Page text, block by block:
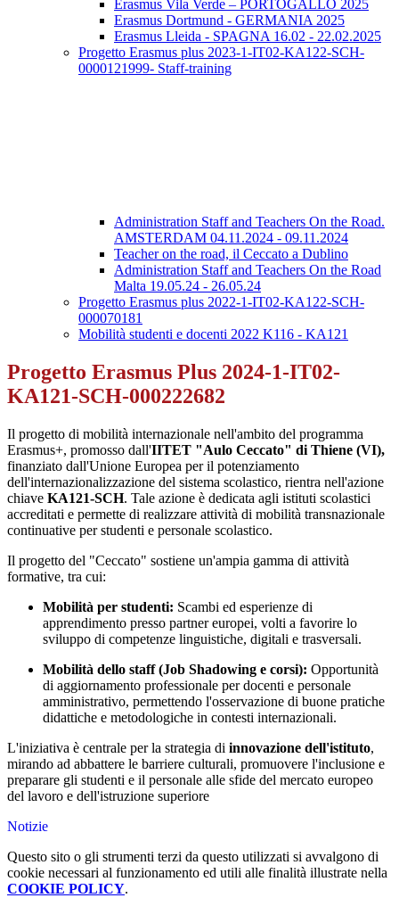
Erasmus Vila Verde – PORTOGALLO 2025
Erasmus Dortmund - GERMANIA 2025
Erasmus Lleida - SPAGNA 16.02 - 22.02.2025
Progetto Erasmus plus 2023-1-IT02-KA122-SCH-
0000121999- Staff-training
Administration Staff and Teachers On the Road.
AMSTERDAM 04.11.2024 - 09.11.2024
Teacher on the road, il Ceccato a Dublino
Administration Staff and Teachers On the Road
Malta 19.05.24 - 26.05.24
Progetto Erasmus plus 2022-1-IT02-KA122-SCH-
000070181
Mobilità studenti e docenti 2022 K116 - KA121
Progetto Erasmus Plus 2024-1-IT02-
KA121-SCH-000222682
Il progetto di mobilità internazionale nell'ambito del programma
Erasmus+, promosso dall'IITET "Aulo Ceccato" di Thiene (VI),
finanziato dall'Unione Europea per il potenziamento
dell'internazionalizzazione del sistema scolastico, rientra nell'azione
chiave KA121-SCH. Tale azione è dedicata agli istituti scolastici
accreditati e permette di realizzare attività di mobilità transnazionale
continuative per studenti e personale scolastico.
Il progetto del "Ceccato" sostiene un'ampia gamma di attività
formative, tra cui:
Mobilità per studenti: Scambi ed esperienze di
apprendimento presso partner europei, volti a favorire lo
sviluppo di competenze linguistiche, digitali e trasversali.
Mobilità dello staff (Job Shadowing e corsi): Opportunità
di aggiornamento professionale per docenti e personale
amministrativo, permettendo l'osservazione di buone pratiche
didattiche e metodologiche in contesti internazionali.
L'iniziativa è centrale per la strategia di innovazione dell'istituto,
mirando ad abbattere le barriere culturali, promuovere l'inclusione e
preparare gli studenti e il personale alle sfide del mercato europeo
del lavoro e dell'istruzione superiore
Notizie
Questo sito o gli strumenti terzi da questo utilizzati si avvalgono di
cookie necessari al funzionamento ed utili alle finalità illustrate nella
COOKIE POLICY.